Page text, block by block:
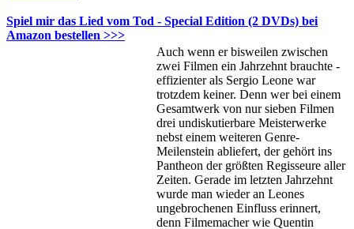
Spiel mir das Lied vom Tod - Special Edition (2 DVDs) bei
Amazon bestellen >>>
Auch wenn er bisweilen zwischen
zwei Filmen ein Jahrzehnt brauchte -
effizienter als Sergio Leone war
trotzdem keiner. Denn wer bei einem
Gesamtwerk von nur sieben Filmen
drei undiskutierbare Meisterwerke
nebst einem weiteren Genre-
Meilenstein abliefert, der gehört ins
Pantheon der größten Regisseure aller
Zeiten. Gerade im letzten Jahrzehnt
wurde man wieder an Leones
ungebrochenen Einfluss erinnert,
denn Filmemacher wie Quentin